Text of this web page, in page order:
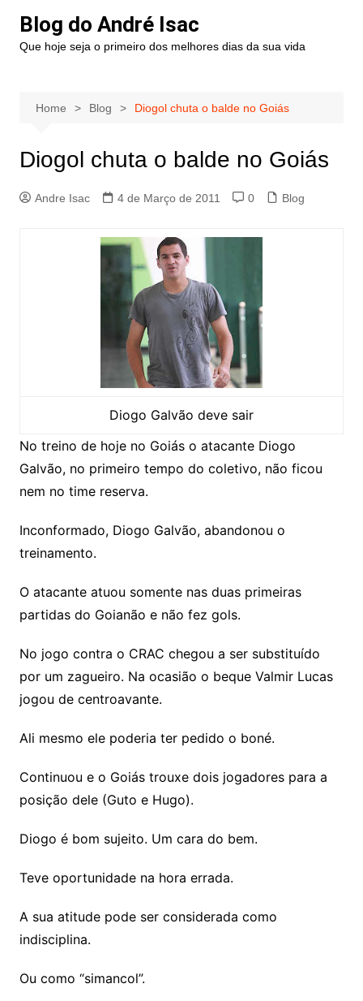
Blog do André Isac
Que hoje seja o primeiro dos melhores dias da sua vida
Home Blog Diogol chuta o balde no Goiás
Diogol chuta o balde no Goiás
Andre Isac 4 de Março de 2011 0 Blog
Diogo Galvão deve sair
No treino de hoje no Goiás o atacante Diogo
Galvão, no primeiro tempo do coletivo, não ficou
nem no time reserva.
Inconformado, Diogo Galvão, abandonou o
treinamento.
O atacante atuou somente nas duas primeiras
partidas do Goianão e não fez gols.
No jogo contra o CRAC chegou a ser substituído
por um zagueiro. Na ocasião o beque Valmir Lucas
jogou de centroavante.
Ali mesmo ele poderia ter pedido o boné.
Continuou e o Goiás trouxe dois jogadores para a
posição dele (Guto e Hugo).
Diogo é bom sujeito. Um cara do bem.
Teve oportunidade na hora errada.
A sua atitude pode ser considerada como
indisciplina.
Ou como “simancol”.